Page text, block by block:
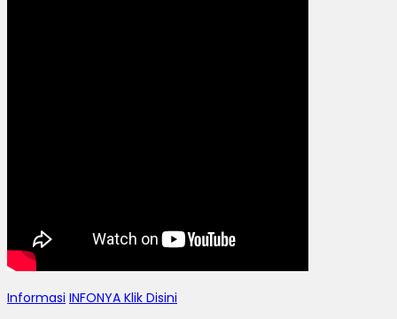
Informasi INFONYA Klik Disini